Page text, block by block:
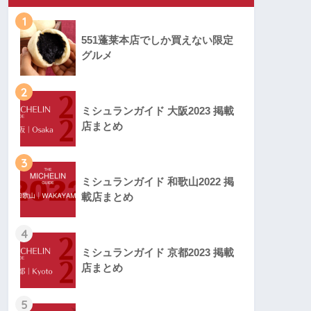
1
551蓬莱本店でしか買えない限定
グルメ
2
ミシュランガイド 大阪2023 掲載
店まとめ
3
ミシュランガイド 和歌山2022 掲
載店まとめ
4
ミシュランガイド 京都2023 掲載
店まとめ
5